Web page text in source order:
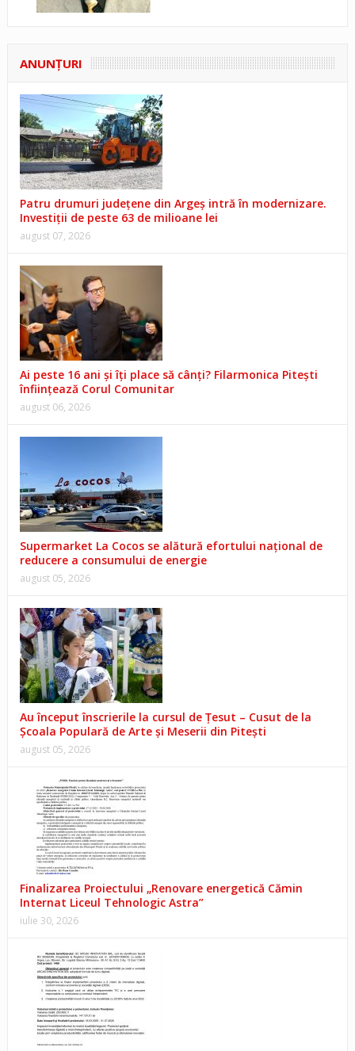
ANUNŢURI
Patru drumuri județene din Argeș intră în modernizare.
Investiții de peste 63 de milioane lei
august 07, 2026
Ai peste 16 ani și îți place să cânți? Filarmonica Pitești
înființează Corul Comunitar
august 06, 2026
Supermarket La Cocos se alătură efortului național de
reducere a consumului de energie
august 05, 2026
Au început înscrierile la cursul de Țesut – Cusut de la
Școala Populară de Arte și Meserii din Pitești
august 05, 2026
Finalizarea Proiectului „Renovare energetică Cămin
Internat Liceul Tehnologic Astra”
iulie 30, 2026